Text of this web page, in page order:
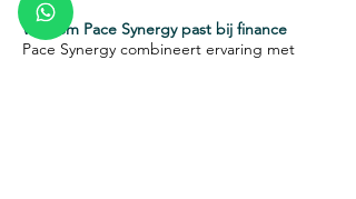
Waarom Pace Synergy past bij finance
Pace Synergy combineert ervaring met